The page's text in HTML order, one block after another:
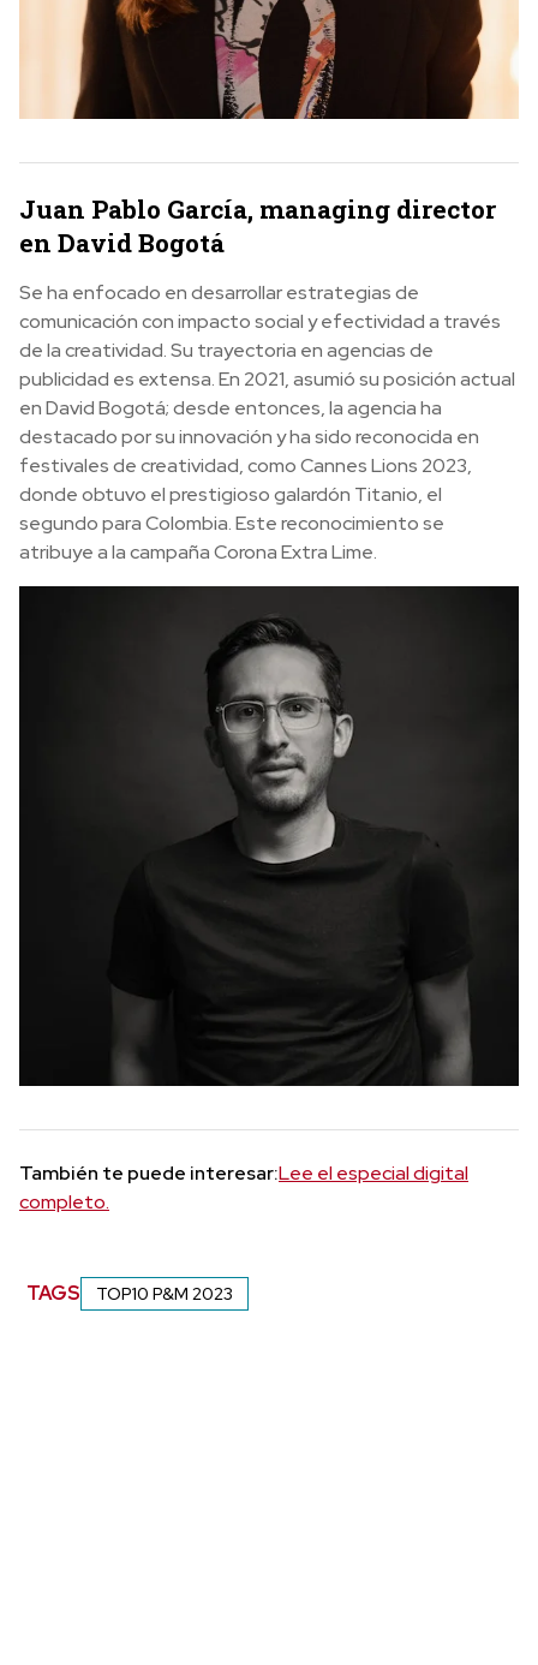
Juan Pablo García, managing director
en David Bogotá
Se ha enfocado en desarrollar estrategias de
comunicación con impacto social y efectividad a través
de la creatividad. Su trayectoria en agencias de
publicidad es extensa. En 2021, asumió su posición actual
en David Bogotá; desde entonces, la agencia ha
destacado por su innovación y ha sido reconocida en
festivales de creatividad, como Cannes Lions 2023,
donde obtuvo el prestigioso galardón Titanio, el
segundo para Colombia. Este reconocimiento se
atribuye a la campaña Corona Extra Lime.
También te puede interesar:Lee el especial digital
completo.
TAGS TOP10 P&M 2023